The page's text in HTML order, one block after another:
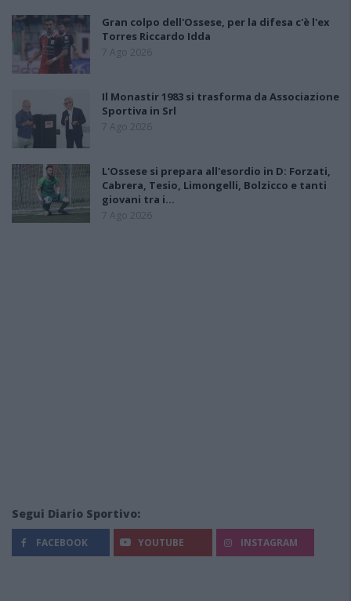
Gran colpo dell'Ossese, per la difesa c'è l'ex
Torres Riccardo Idda
7 Ago 2026
Il Monastir 1983 si trasforma da Associazione
Sportiva in Srl
7 Ago 2026
L'Ossese si prepara all'esordio in D: Forzati,
Cabrera, Tesio, Limongelli, Bolzicco e tanti
giovani tra i…
7 Ago 2026
Segui Diario Sportivo:
FACEBOOK YOUTUBE INSTAGRAM